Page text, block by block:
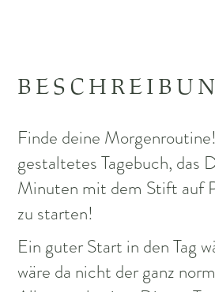
Finde deine
gestaltetes Tagebuch, das
Minuten mit dem Stift auf
zu starten!
Ein guter Start in den Tag
wäre da nicht der ganz